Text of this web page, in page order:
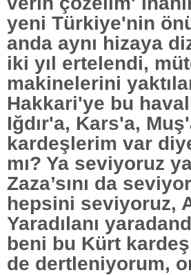
yeni Türkiye'nin
anda aynı hizaya
iki yıl ertelendi,
makinelerini
Hakkari'ye bu
Iğdır'a, Kars'a,
kardeşlerim var
mı? Ya seviyoruz
Zaza’sını da
hepsini seviyoruz,
Yaradılanı
beni bu Kürt
de dertleniyorum,